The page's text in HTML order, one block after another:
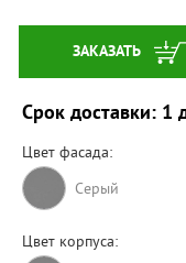
ЗАКАЗАТЬ
Срок доставки: 1
Цвет фасада:
Серый
Цвет корпуса: